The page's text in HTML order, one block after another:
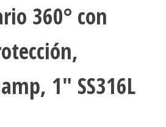
360° con
1″ SS316L